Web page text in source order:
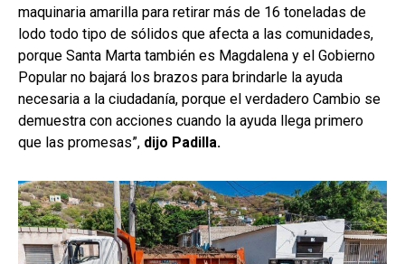
maquinaria amarilla para retirar más de 16 toneladas de
lodo todo tipo de sólidos que afecta a las comunidades,
porque Santa Marta también es Magdalena y el Gobierno
Popular no bajará los brazos para brindarle la ayuda
necesaria a la ciudadanía, porque el verdadero Cambio se
demuestra con acciones cuando la ayuda llega primero
que las promesas”, dijo Padilla.